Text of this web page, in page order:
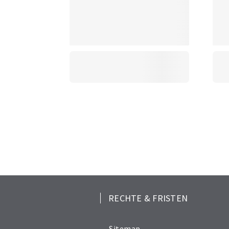
RECHTE & FRISTEN